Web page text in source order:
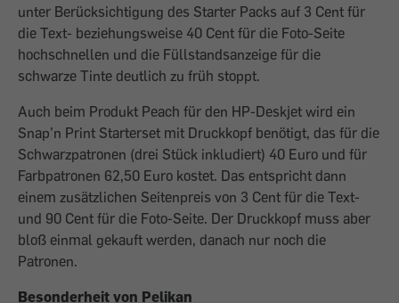
unter Berücksichtigung des Starter Packs auf 3 Cent für
die Text- beziehungsweise 40 Cent für die Foto-Seite
hochschnellen und die Füllstandsanzeige für die
schwarze Tinte deutlich zu früh stoppt.
Auch beim Produkt Peach für den HP-Deskjet wird ein
Snap’n Print Starterset mit Druckkopf benötigt, das für die
Schwarzpatronen (drei Stück inkludiert) 40 Euro und für
Farbpatronen 62,50 Euro kostet. Das entspricht dann
einem zusätzlichen Seitenpreis von 3 Cent für die Text-
und 90 Cent für die Foto-Seite. Der Druckkopf muss aber
bloß einmal gekauft werden, danach nur noch die
Patronen.
Besonderheit von Pelikan